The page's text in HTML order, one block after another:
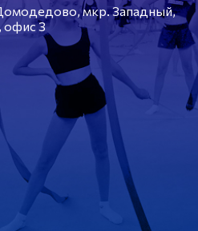
мкр. Западный,
офис 3